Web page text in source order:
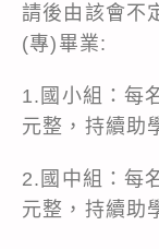
請後由該會不
(專)畢業:
1.國小組：每
元整，持續助
2.國中組：每
元整，持續助